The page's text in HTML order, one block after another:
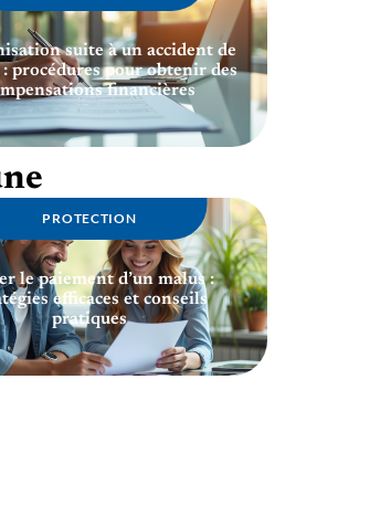
suite à un accident de
procédures pour obtenir des
financières
PROTECTION
le paiement d’un malus :
efficaces et conseils
pratiques